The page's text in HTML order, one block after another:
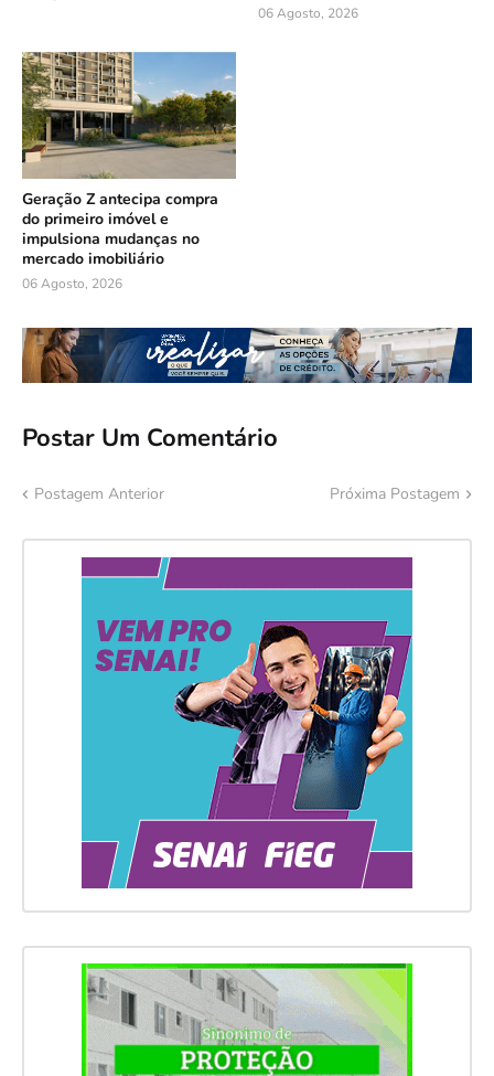
06 Agosto, 2026
Geração Z antecipa compra
do primeiro imóvel e
impulsiona mudanças no
mercado imobiliário
06 Agosto, 2026
Postar Um Comentário
Postagem Anterior Próxima Postagem